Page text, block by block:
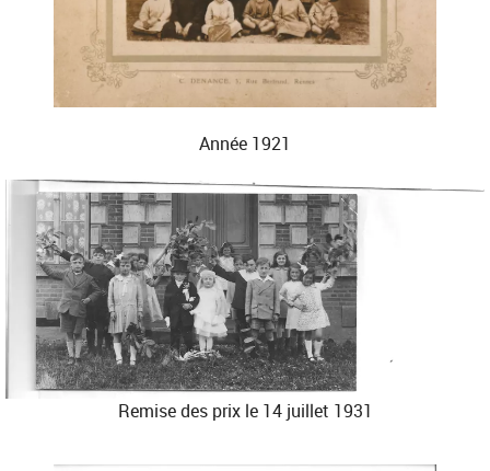
Année 1921
Remise des prix le 14 juillet 1931